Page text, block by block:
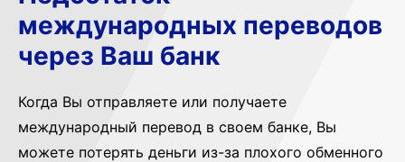
международных переводов
через Ваш банк
Когда Вы отправляете или получаете
международный перевод в своем банке, Вы
можете потерять деньги из-за плохого обменного